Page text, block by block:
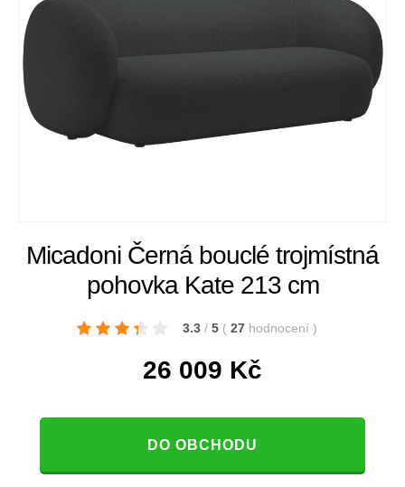
Micadoni Černá bouclé trojmístná
pohovka Kate 213 cm
3.3 / 5 ( 27 hodnocení )
26 009 Kč
DO OBCHODU